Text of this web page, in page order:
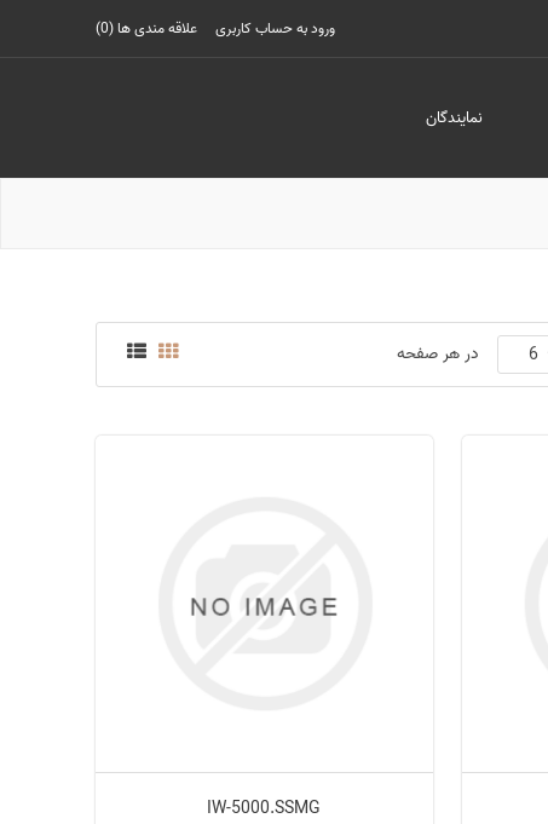
ورود به حساب کاربری علاقه مندی ها(0)
نمایندگان
6 در هر صفحه
IW-5000.SSMG